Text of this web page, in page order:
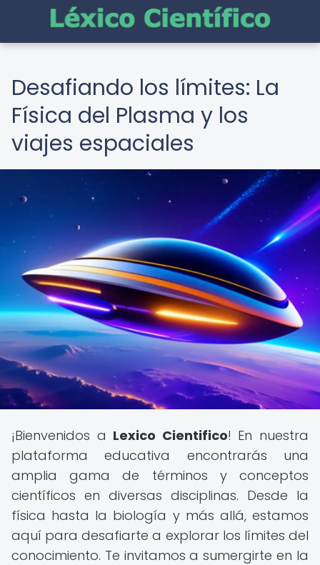
Desafiando los límites: La
Física del Plasma y los
viajes espaciales
¡Bienvenidos a Lexico Cientifico! En nuestra
plataforma educativa encontrarás una
amplia gama de términos y conceptos
científicos en diversas disciplinas. Desde la
física hasta la biología y más allá, estamos
aquí para desafiarte a explorar los límites del
conocimiento. Te invitamos a sumergirte en la